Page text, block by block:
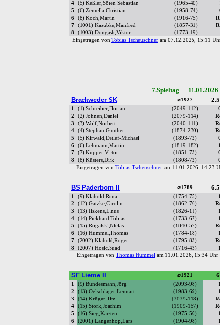
4
(5) Keßler,Sören Sebastian (1965-40)
5
(6) Zemella,Christian (1958-74)
6
(8) Koch,Martin (1916-75)
7
(1001) Kasubke,Manfred (1857-31)
8
(1003) Dongash,Viktor (1773-19)
Eingetragen von Tobias Tscheuschneram 07.12.2025, 15:11
7.Spieltag
Brackweder SK
⌀1927
1 (1) Schreiber,Florian (2049-112)
2
(2) Johnen,Daniel (2079-114)
3
(3) Wolf,Norbert (2040-111)
4
(4) Stephan,Gunther (1874-230)
5
(5) Kirwald,Detlef-Michael (1893-72)
6
(6) Lehmann,Martin (1819-182)
7
(7) Küpper,Victor (1851-73)
8
(8) Küsters,Dirk (1808-72)
Eingetragen von Tobias Tscheuschner am 11.01.2026, 14:23
BS Paderborn II ⌀1789
1 (9) Klahold,Rona (1754-75)
2
(12) Gatzke,Carolin (1862-76)
3
(13) Ilskens,Linus (1826-11)
4
(14) Pickhard,Tobias (1733-67)
5
(15) Rogalski,Niclas (1840-57)
6
(16) Hummel,Thomas (1784-18)
7
(2002) Klahold,Roger (1795-83)
8
(2007) Hosic,Suad (1716-43)
Eingetragen von Thomas Hummel am 11.01.2026, 15:34
SF Lieme II ⌀1921
1 (9) Bundesmann,Jörg (2093-98)
2
(13) Oelschläger,Lennart (1983-69)
3
(14) Krüger,Tim (2029-118)
4
(15) Stork,Joachim (1909-157)
5
(16) Sieg,Karsten (1975-50)
6
(2001) Langenhop,Lars (1904-98)